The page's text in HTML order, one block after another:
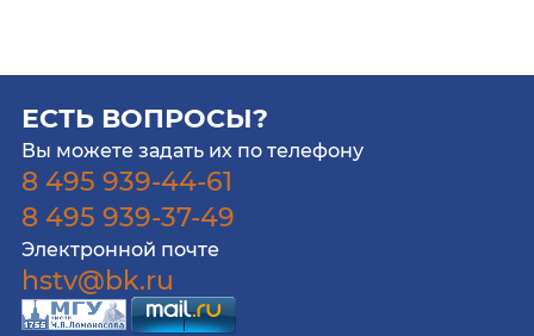
ЕСТЬ ВОПРОСЫ?
Вы можете задать их по телефону
8 495 939-44-61
8 495 939-37-49
Электронной почте
hstv@bk.ru